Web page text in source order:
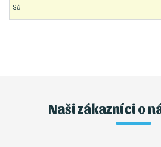
Sůl
Naši zákazníci o